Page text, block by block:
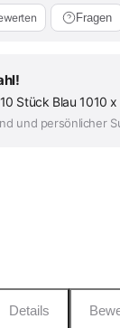
Fragen
Stück Blau 1010
und persönlicher
Details